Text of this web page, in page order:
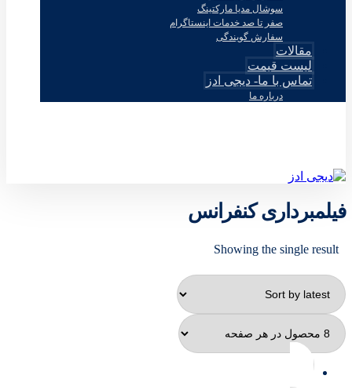
سوشال مدیا مارکتینگ
صفر تا صد خدمات اینستاگرام
سفارش گویندگی
مقالات
لیست قیمت
تماس با ما- دیجی ادز
درباره ما
فیلمبرداری کنفرانس
Showing the single result